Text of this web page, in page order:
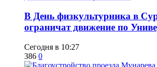
​В День физкультурника в
ограничат движение по
Сегодня в 10:27
386 0